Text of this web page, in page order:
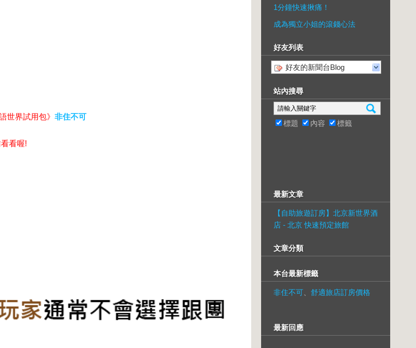
世界試用包》 非住不可
看喔!
1分鐘快速揪痛！
成為獨立小姐的滾錢心法
好友列表
好友的新聞台Blog
站內搜尋
標題 內容 標籤
最新文章
【自助旅遊訂房】北京新世界酒
店 - 北京 快速預定旅館
文章分類
本台最新標籤
非住不可 舒適旅店訂房價格
最新回應